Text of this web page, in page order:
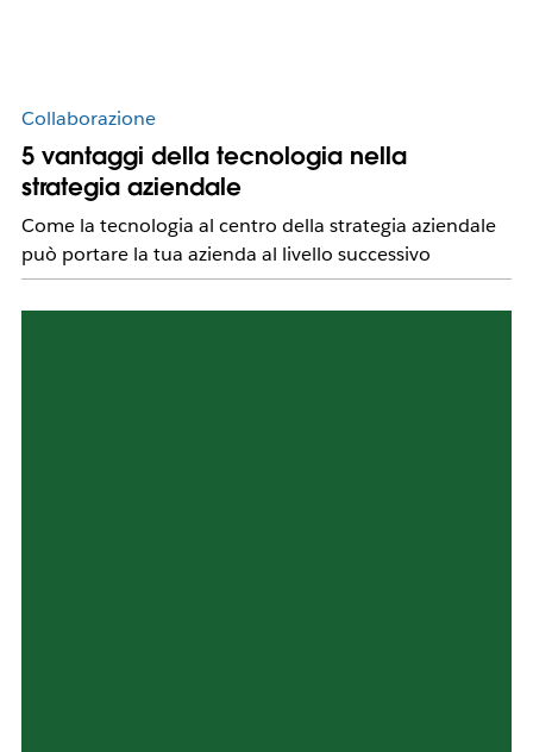
Collaborazione
5 vantaggi della tecnologia nella
strategia aziendale
Come la tecnologia al centro della strategia aziendale
può portare la tua azienda al livello successivo